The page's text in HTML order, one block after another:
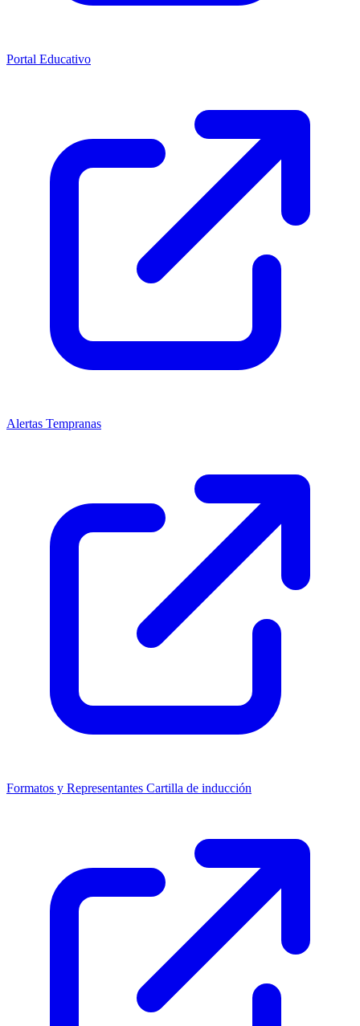
Portal Educativo
Alertas Tempranas
Formatos y Representantes Cartilla de inducción